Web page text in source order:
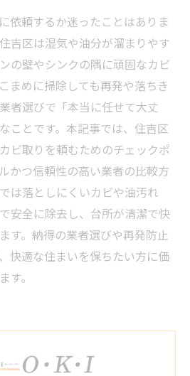
依頼するか迷ったことはありま
吉区は湿気や油分が溜まりやす
の壁やシンクの隅に頑固なカビ
まめに掃除しても再発や落ちき
者選びで「本当に任せて大丈
ことです。本記事では、住吉区
ビ取りを頼むためのチェックポ
かつ信頼性の高い業者の比較方
は落としにくいカビや油汚れ
安全に除去し、台所が清潔で快
す。納得の業者選びや再発防止
快適な住まいを保ちたい方に価
す。